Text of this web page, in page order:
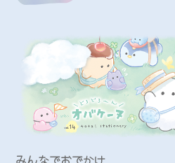
みんなでおでかけ